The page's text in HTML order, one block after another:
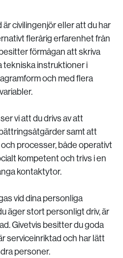
civilingenjör eller att du har
flerårig erfarenhet från
förmågan att skriva
tekniska instruktioner i
och med flera
vi att du drivs av att
samt att
processer, både operativt
kompetent och trivs i en
kontaktytor.
vid dina personliga
äger stort personligt driv, är
Givetvis besitter du goda
serviceinriktad och har lätt
personer.